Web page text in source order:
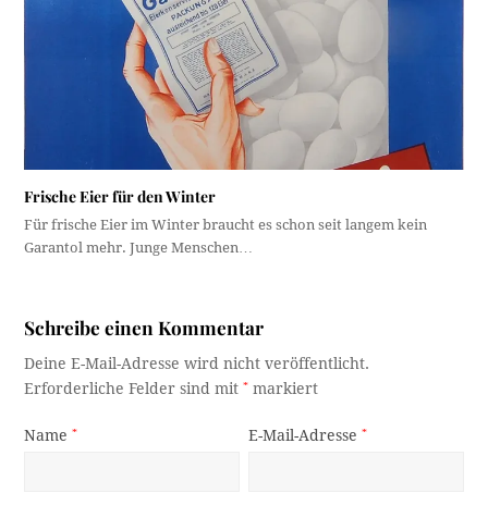
Frische Eier für den Winter
Für frische Eier im Winter braucht es schon seit langem kein
Garantol mehr. Junge Menschen…
Schreibe einen Kommentar
Deine E-Mail-Adresse wird nicht veröffentlicht.
Erforderliche Felder sind mit* markiert
Name* E-Mail-Adresse*